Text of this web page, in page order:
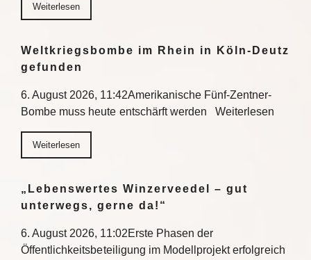
Weiterlesen
Weltkriegsbombe im Rhein in Köln-Deutz
gefunden
6. August 2026, 11:42Amerikanische Fünf-Zentner-
Bombe muss heute entschärft werden Weiterlesen
Weiterlesen
„Lebenswertes Winzerveedel – gut
unterwegs, gerne da!“
6. August 2026, 11:02Erste Phasen der
Öffentlichkeitsbeteiligung im Modellprojekt erfolgreich